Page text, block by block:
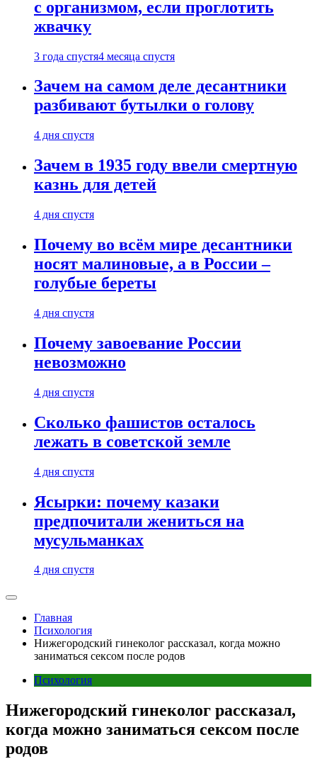
с организмом, если проглотить
жвачку
3 года спустя4 месяца спустя
Зачем на самом деле десантники
разбивают бутылки о голову
4 дня спустя
Зачем в 1935 году ввели смертную
казнь для детей
4 дня спустя
Почему во всём мире десантники
носят малиновые, а в России –
голубые береты
4 дня спустя
Почему завоевание России
невозможно
4 дня спустя
Сколько фашистов осталось
лежать в советской земле
4 дня спустя
Ясырки: почему казаки
предпочитали жениться на
мусульманках
4 дня спустя
Главная
Психология
Нижегородский гинеколог рассказал, когда можно
заниматься сексом после родов
Психология
Нижегородский гинеколог рассказал,
когда можно заниматься сексом после
родов